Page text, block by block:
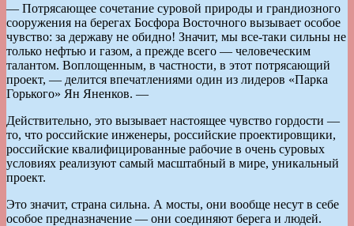
— Потрясающее сочетание суровой природы и грандиозного
сооружения на берегах Босфора Восточного вызывает особое
чувство: за державу не обидно! Значит, мы все-таки сильны не
только нефтью и газом, а прежде всего — человеческим
талантом. Воплощенным, в частности, в этот потрясающий
проект, — делится впечатлениями один из лидеров «Парка
Горького» Ян Яненков. —
Действительно, это вызывает настоящее чувство гордости —
то, что российские инженеры, российские проектировщики,
российские квалифицированные рабочие в очень суровых
условиях реализуют самый масштабный в мире, уникальный
проект.
Это значит, страна сильна. А мосты, они вообще несут в себе
особое предназначение — они соединяют берега и людей.